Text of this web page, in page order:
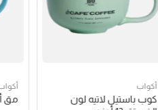
أكواب
كوب باستيل لاتيه لون
مق